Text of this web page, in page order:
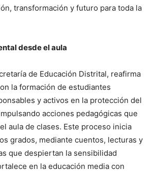
transformación y futuro para toda la
desde el aula
de Educación Distrital, reafirma
la formación de estudiantes
y activos en la protección del
acciones pedagógicas que
aula de clases. Este proceso inicia
grados, mediante cuentos, lecturas y
que despiertan la sensibilidad
en la educación media con